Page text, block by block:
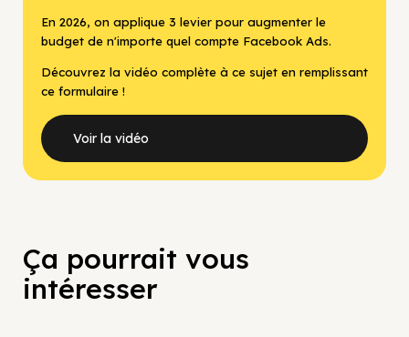
En 2026, on applique 3 levier pour augmenter le
budget de n'importe quel compte Facebook Ads.
Découvrez la vidéo complète à ce sujet en remplissant
ce formulaire !
Voir la vidéo
Ça pourrait vous
intéresser